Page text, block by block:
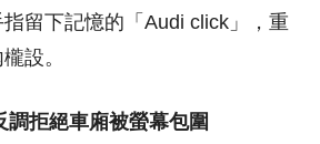
留下記憶的「Audi click」，重
設。
拒絕車廂被螢幕包圍